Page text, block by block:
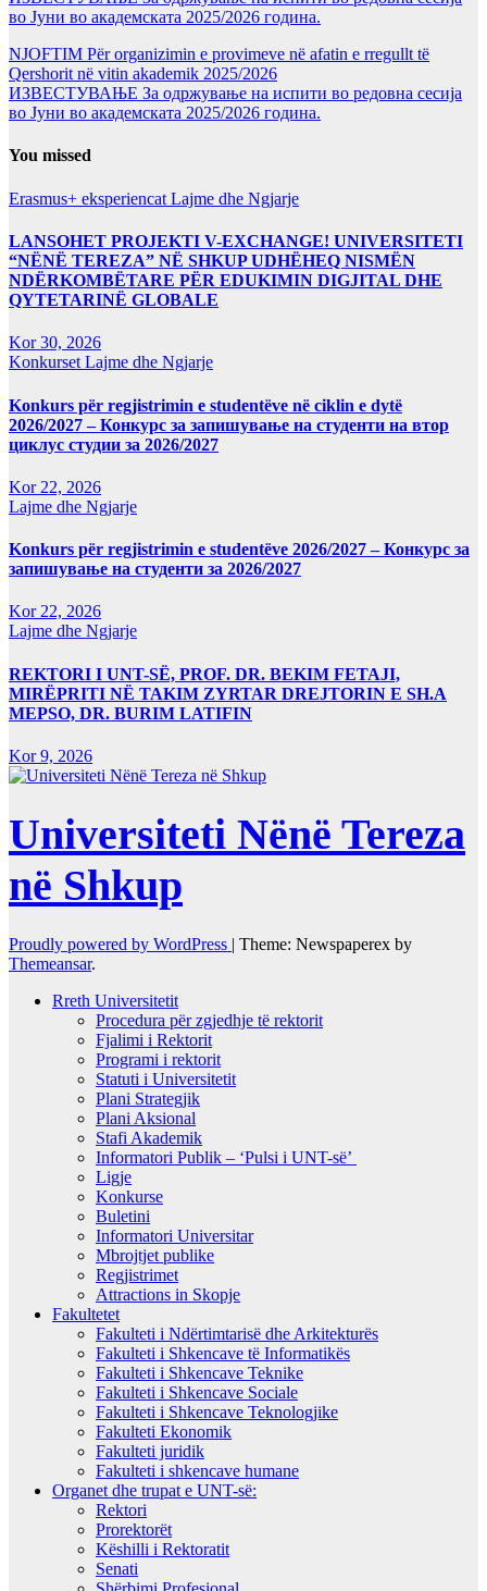
во Јуни во академската 2025/2026 година.
NJOFTIM Për organizimin e provimeve në afatin e rregullt të
Qershorit në vitin akademik 2025/2026
ИЗВЕСТУВАЊЕ За одржување на испити во редовна сесија
во Јуни во академската 2025/2026 година.
You missed
Erasmus+ eksperiencat Lajme dhe Ngjarje
LANSOHET PROJEKTI V-EXCHANGE! UNIVERSITETI
“NËNË TEREZA” NË SHKUP UDHËHEQ NISMËN
NDËRKOMBËTARE PËR EDUKIMIN DIGJITAL DHE
QYTETARINË GLOBALE
Kor 30, 2026
Konkurset Lajme dhe Ngjarje
Konkurs për regjistrimin e studentëve në ciklin e dytë
2026/2027 – Конкурс за запишување на студенти на втор
циклус студии за 2026/2027
Kor 22, 2026
Lajme dhe Ngjarje
Konkurs për regjistrimin e studentëve 2026/2027 – Конкурс за
запишување на студенти за 2026/2027
Kor 22, 2026
Lajme dhe Ngjarje
REKTORI I UNT-SË, PROF. DR. BEKIM FETAJI,
MIRËPRITI NË TAKIM ZYRTAR DREJTORIN E SH.A
MEPSO, DR. BURIM LATIFIN
Kor 9, 2026
Universiteti Nënë Tereza
në Shkup
Proudly powered by WordPress | Theme: Newspaperex by
Themeansar.
Rreth Universitetit
Procedura për zgjedhje të rektorit
Fjalimi i Rektorit
Programi i rektorit
Statuti i Universitetit
Plani Strategjik
Plani Aksional
Stafi Akademik
Informatori Publik – ‘Pulsi i UNT-së’
Ligje
Konkurse
Buletini
Informatori Universitar
Mbrojtjet publike
Regjistrimet
Attractions in Skopje
Fakultetet
Fakulteti i Ndërtimtarisë dhe Arkitekturës
Fakulteti i Shkencave të Informatikës
Fakulteti i Shkencave Teknike
Fakulteti i Shkencave Sociale
Fakulteti i Shkencave Teknologjike
Fakulteti Ekonomik
Fakulteti juridik
Fakulteti i shkencave humane
Organet dhe trupat e UNT-së:
Rektori
Prorektorët
Këshilli i Rektoratit
Senati